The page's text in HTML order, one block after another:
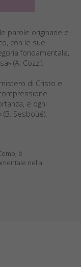
parole originarie e
con le sue
fondamentale,
(A. Cozzi).
di Cristo e
e ogni
Sesboüé).
è
nella